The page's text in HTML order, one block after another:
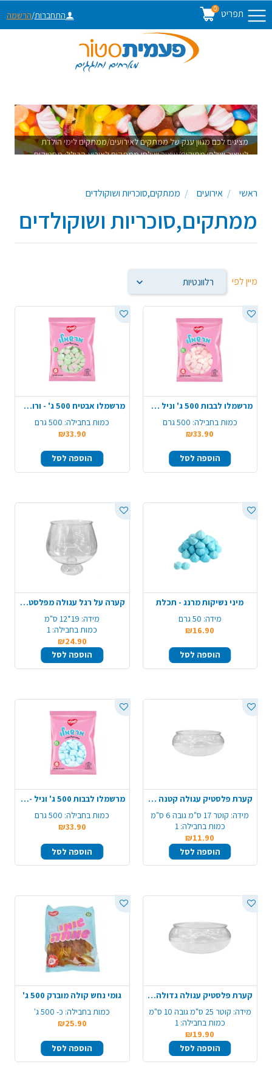
תפריט 0
התחברות/הרשמה
מציגים לכם מגוון ענק של ממתקים לאירועים/ממתקים לימי הולדת
לעיצוב שולחן מתוקים/עיצוב שולחן ממתקים לאירוע הכולל: מסטיקים
ממתקים ועוד עשרות פריטים לעיצוב שולחן מתוקים שיגרוף מחמאותראשי אירועים ממתקים,סוכריות ושוקולדים
ממתקים,סוכריות ושוקולדים
מיין לפי
מרשמלו לבבות 500 ג' וניל תות- ורוד לבן
כמות בחבילה: 500 גרם
₪33.90
הוספה לסל
מרשמלו אבטיח 500 ג' - ורוד ירוק
כמות בחבילה: 500 גרם
₪33.90
הוספה לסל
מיני נשיקות מרנג - תכלת
מידה: 50 גרם
₪16.90
הוספה לסל
קערה על רגל עגולה מפלסטיק - שקוף
מידה: 19*12 ס"מ
כמות בחבילה: 1
₪24.90
הוספה לסל
קערת פלסטיק עגולה קטנה - שקוף
מידה: קוטר 17 ס"מ גובה 6 ס"מ
כמות בחבילה: 1
₪11.90
הוספה לסל
מרשמלו לבבות 500 ג' וניל - כחול לבן
כמות בחבילה: 500 גרם
₪33.90
הוספה לסל
קערת פלסטיק עגולה גדולה - שקוף
מידה: קוטר 25 ס"מ גובה 10 ס"מ
כמות בחבילה: 1
₪19.90
הוספה לסל
גומי נחש קולה מוברק 500 ג'
כמות בחבילה: כ- 500 ג'
₪25.90
הוספה לסל